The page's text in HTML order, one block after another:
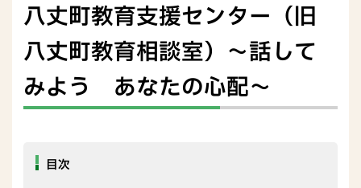
八丈町教育支援センター（旧
八丈町教育相談室）～話して
みよう あなたの心配～
目次